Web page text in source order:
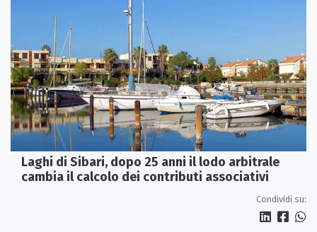
Laghi di Sibari, dopo 25 anni il lodo arbitrale
cambia il calcolo dei contributi associativi
Condividi su: